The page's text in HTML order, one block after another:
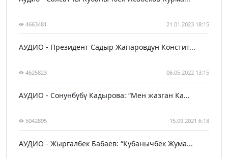
4663481 21.01.2023 18:15
АУДИО - Президент Садыр Жапаровдун Констит...
4625823 06.05.2022 13:15
АУДИО - Сонунбүбү Кадырова: “Мен жазган Ка...
5042895 15.09.2021 6:18
АУДИО - Жыргалбек Бабаев: “Кубанычбек Жума...